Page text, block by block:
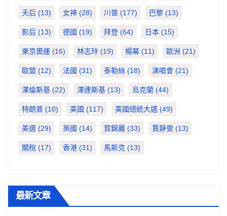
天后 (13) 女神 (28) 川普 (177) 巴黎 (13)
影后 (13) 德國 (19) 拜登 (64) 日本 (15)
東京奧運 (16) 林志玲 (19) 楊冪 (11) 歐洲 (21)
歐盟 (12) 法國 (31) 泰勒絲 (18) 演唱會 (21)
澤倫斯基 (22) 澤連斯基 (13) 烏克蘭 (44)
特朗普 (10) 美國 (117) 美國總統大選 (49)
美選 (29) 英國 (14) 賀錦麗 (33) 賈靜雯 (13)
關稅 (17) 香港 (31) 馬斯克 (13)
最新文章